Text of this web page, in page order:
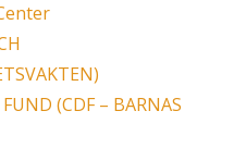
(CDF – BARNAS